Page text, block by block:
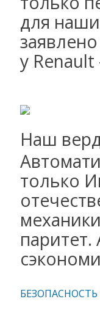
для
у
Наш
только
БЕЗОПАСНОСТЬ